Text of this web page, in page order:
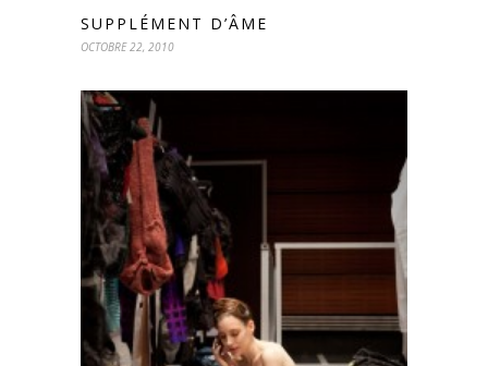
SUPPLÉMENT D’ÂME
OCTOBRE 22, 2010